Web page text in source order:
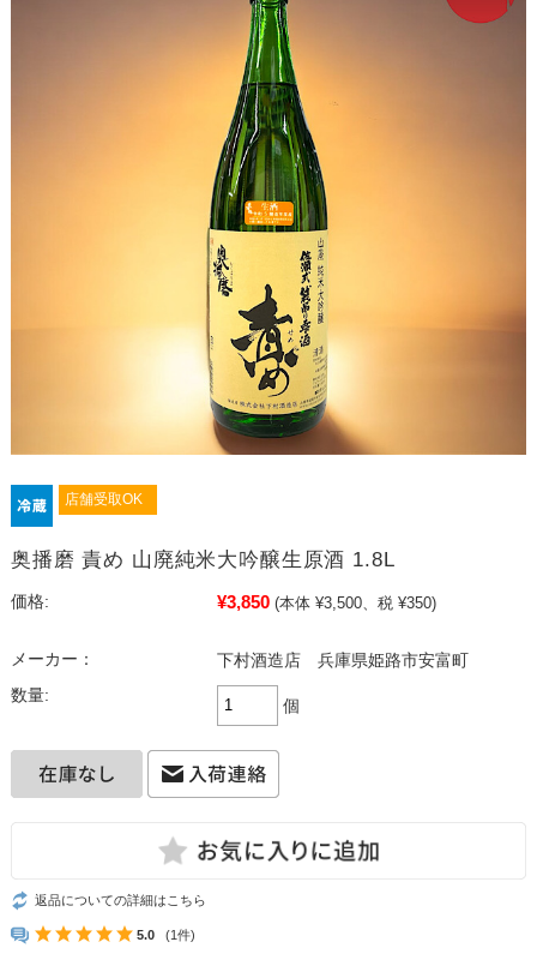
店舗受取OK
奥播磨 責め 山廃純米大吟醸生原酒 1.8L
価格: ¥3,850 (本体 ¥3,500、税 ¥350)
メーカー：
下村酒造店 兵庫県姫路市安富町
数量:
個
返品についての詳細はこちら
5.0 (1件)